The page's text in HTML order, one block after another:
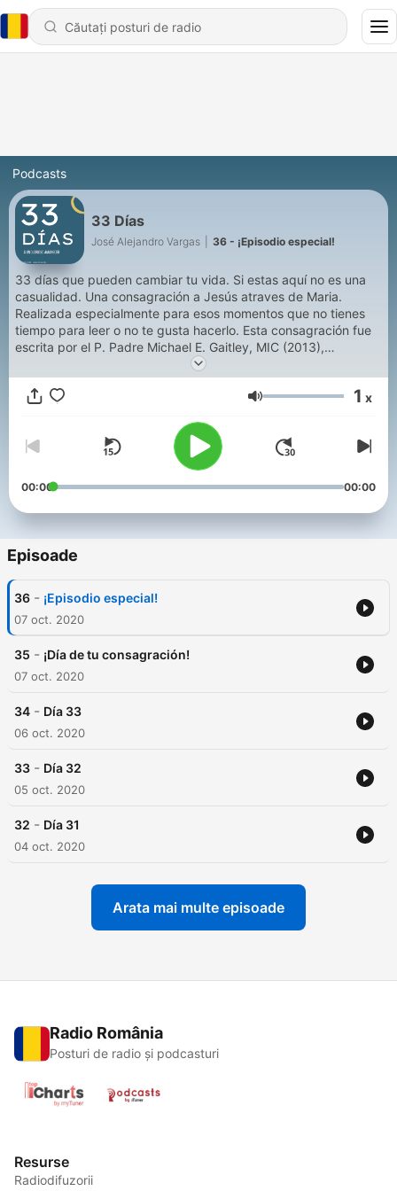
Podcasts
33 Días
José Alejandro Vargas 36 - ¡Episodio especial!
33 días que pueden cambiar tu vida. Si estas aquí no es una
casualidad. Una consagración a Jesús atraves de Maria.
Realizada especialmente para esos momentos que no tienes
tiempo para leer o no te gusta hacerlo. Esta consagración fue
escrita por el P. Padre Michael E. Gaitley, MIC (2013),
traducida al español por John Nahrgan. Narrada por Alejandro
Vargas.
Volum 1 x
00:00 00:00
Episoade
36 - ¡Episodio especial!
07 oct. 2020
35 - ¡Día de tu consagración!
07 oct. 2020
34 - Día 33
06 oct. 2020
33 - Día 32
05 oct. 2020
32 - Día 31
04 oct. 2020
Arata mai multe episoade
Radio România
Posturi de radio și podcasturi
Resurse
Radiodifuzorii